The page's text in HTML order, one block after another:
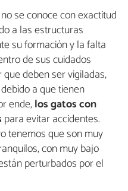
se conoce con exactitud
a las estructuras
su formación y la falta
de sus cuidados
deben ser vigiladas,
a que tienen
ende,los gatos con
para evitar accidentes.
tenemos que son muy
con muy bajo
perturbados por el